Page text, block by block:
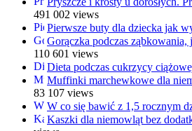
491 002 views
Pierwsze buty dla dziecka jak
Gorączka podczas ząbkowania,
110 601 views
Dieta podczas cukrzycy
Muffinki marchewkowe dla
83 107 views
W co się bawić z 1,5 rocznym
Kaszki dla niemowląt bez